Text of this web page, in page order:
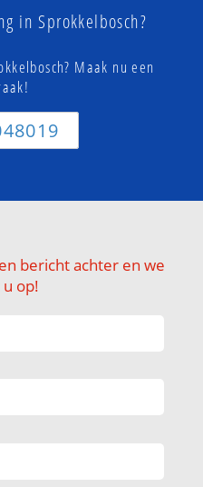
in Sprokkelbosch?
Maak nu een
bericht achter en we
op!